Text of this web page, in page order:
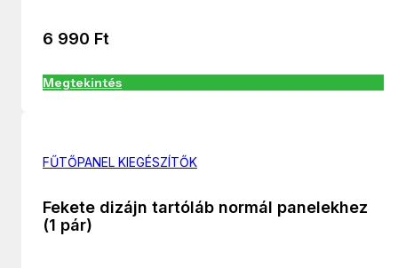
6 990 Ft
Megtekintés
FŰTŐPANEL KIEGÉSZÍTŐK
Fekete dizájn tartóláb normál panelekhez
(1 pár)